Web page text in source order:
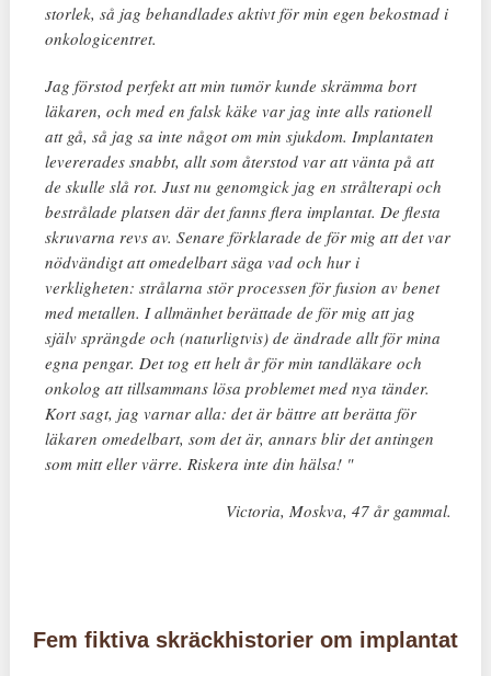
storlek, så jag behandlades aktivt för min egen bekostnad i
onkologicentret.
Jag förstod perfekt att min tumör kunde skrämma bort
läkaren, och med en falsk käke var jag inte alls rationell
att gå, så jag sa inte något om min sjukdom. Implantaten
levererades snabbt, allt som återstod var att vänta på att
de skulle slå rot. Just nu genomgick jag en strålterapi och
bestrålade platsen där det fanns flera implantat. De flesta
skruvarna revs av. Senare förklarade de för mig att det var
nödvändigt att omedelbart säga vad och hur i
verkligheten: strålarna stör processen för fusion av benet
med metallen. I allmänhet berättade de för mig att jag
själv sprängde och (naturligtvis) de ändrade allt för mina
egna pengar. Det tog ett helt år för min tandläkare och
onkolog att tillsammans lösa problemet med nya tänder.
Kort sagt, jag varnar alla: det är bättre att berätta för
läkaren omedelbart, som det är, annars blir det antingen
som mitt eller värre. Riskera inte din hälsa! "
Victoria, Moskva, 47 år gammal.
Fem fiktiva skräckhistorier om implantat